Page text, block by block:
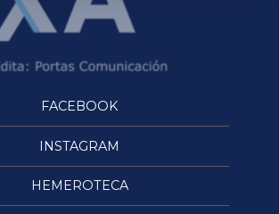
FACEBOOK
INSTAGRAM
HEMEROTECA